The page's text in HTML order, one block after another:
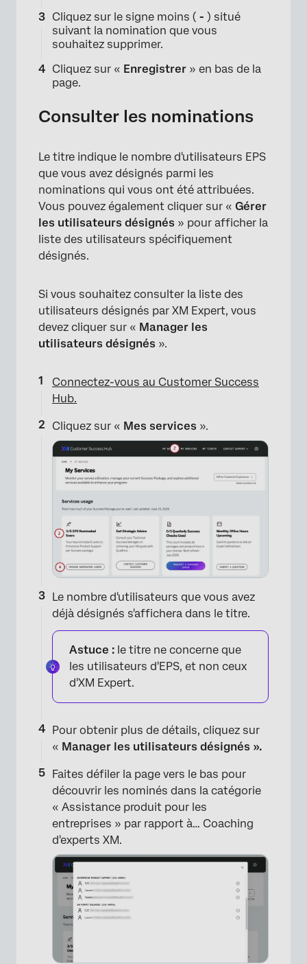
×
Cliquez sur le signe moins ( - ) situé
suivant la nomination que vous
souhaitez supprimer.
Cliquez sur « Enregistrer » en bas de la
page.
Consulter les nominations
Le titre indique le nombre d'utilisateurs EPS
que vous avez désignés parmi les
nominations qui vous ont été attribuées.
Vous pouvez également cliquer sur « Gérer
les utilisateurs désignés » pour afficher la
liste des utilisateurs spécifiquement
désignés.
Si vous souhaitez consulter la liste des
utilisateurs désignés par XM Expert, vous
devez cliquer sur « Manager les
utilisateurs désignés ».
Connectez-vous au Customer Success
Hub.
Cliquez sur « Mes services ».
Le nombre d'utilisateurs que vous avez
déjà désignés s'affichera dans le titre.
Astuce : le titre ne concerne que
les utilisateurs d'EPS, et non ceux
d'XM Expert.
Pour obtenir plus de détails, cliquez sur
« Manager les utilisateurs désignés ».
Faites défiler la page vers le bas pour
découvrir les nominés dans la catégorie
« Assistance produit pour les
entreprises » par rapport à… Coaching
d'experts XM.